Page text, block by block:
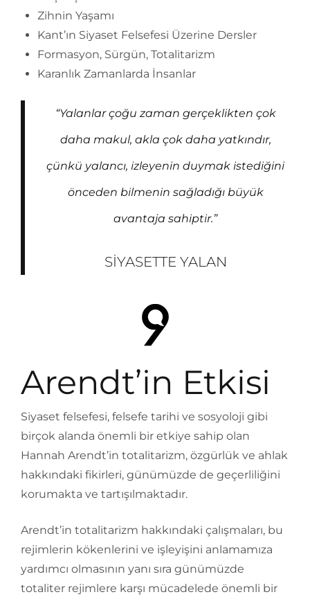
Zihnin Yaşamı
Kant’ın Siyaset Felsefesi Üzerine Dersler
Formasyon, Sürgün, Totalitarizm
Karanlık Zamanlarda İnsanlar
“Yalanlar çoğu zaman gerçeklikten çok
daha makul, akla çok daha yatkındır,
çünkü yalancı, izleyenin duymak istediğini
önceden bilmenin sağladığı büyük
avantaja sahiptir.”
SIYASETTE YALAN
Arendt’in Etkisi
Siyaset felsefesi, felsefe tarihi ve sosyoloji gibi
birçok alanda önemli bir etkiye sahip olan
Hannah Arendt’in totalitarizm, özgürlük ve ahlak
hakkındaki fikirleri, günümüzde de geçerliliğini
korumakta ve tartışılmaktadır.
Arendt’in totalitarizm hakkındaki çalışmaları, bu
rejimlerin kökenlerini ve işleyişini anlamamıza
yardımcı olmasının yanı sıra günümüzde
totaliter rejimlere karşı mücadelede önemli bir